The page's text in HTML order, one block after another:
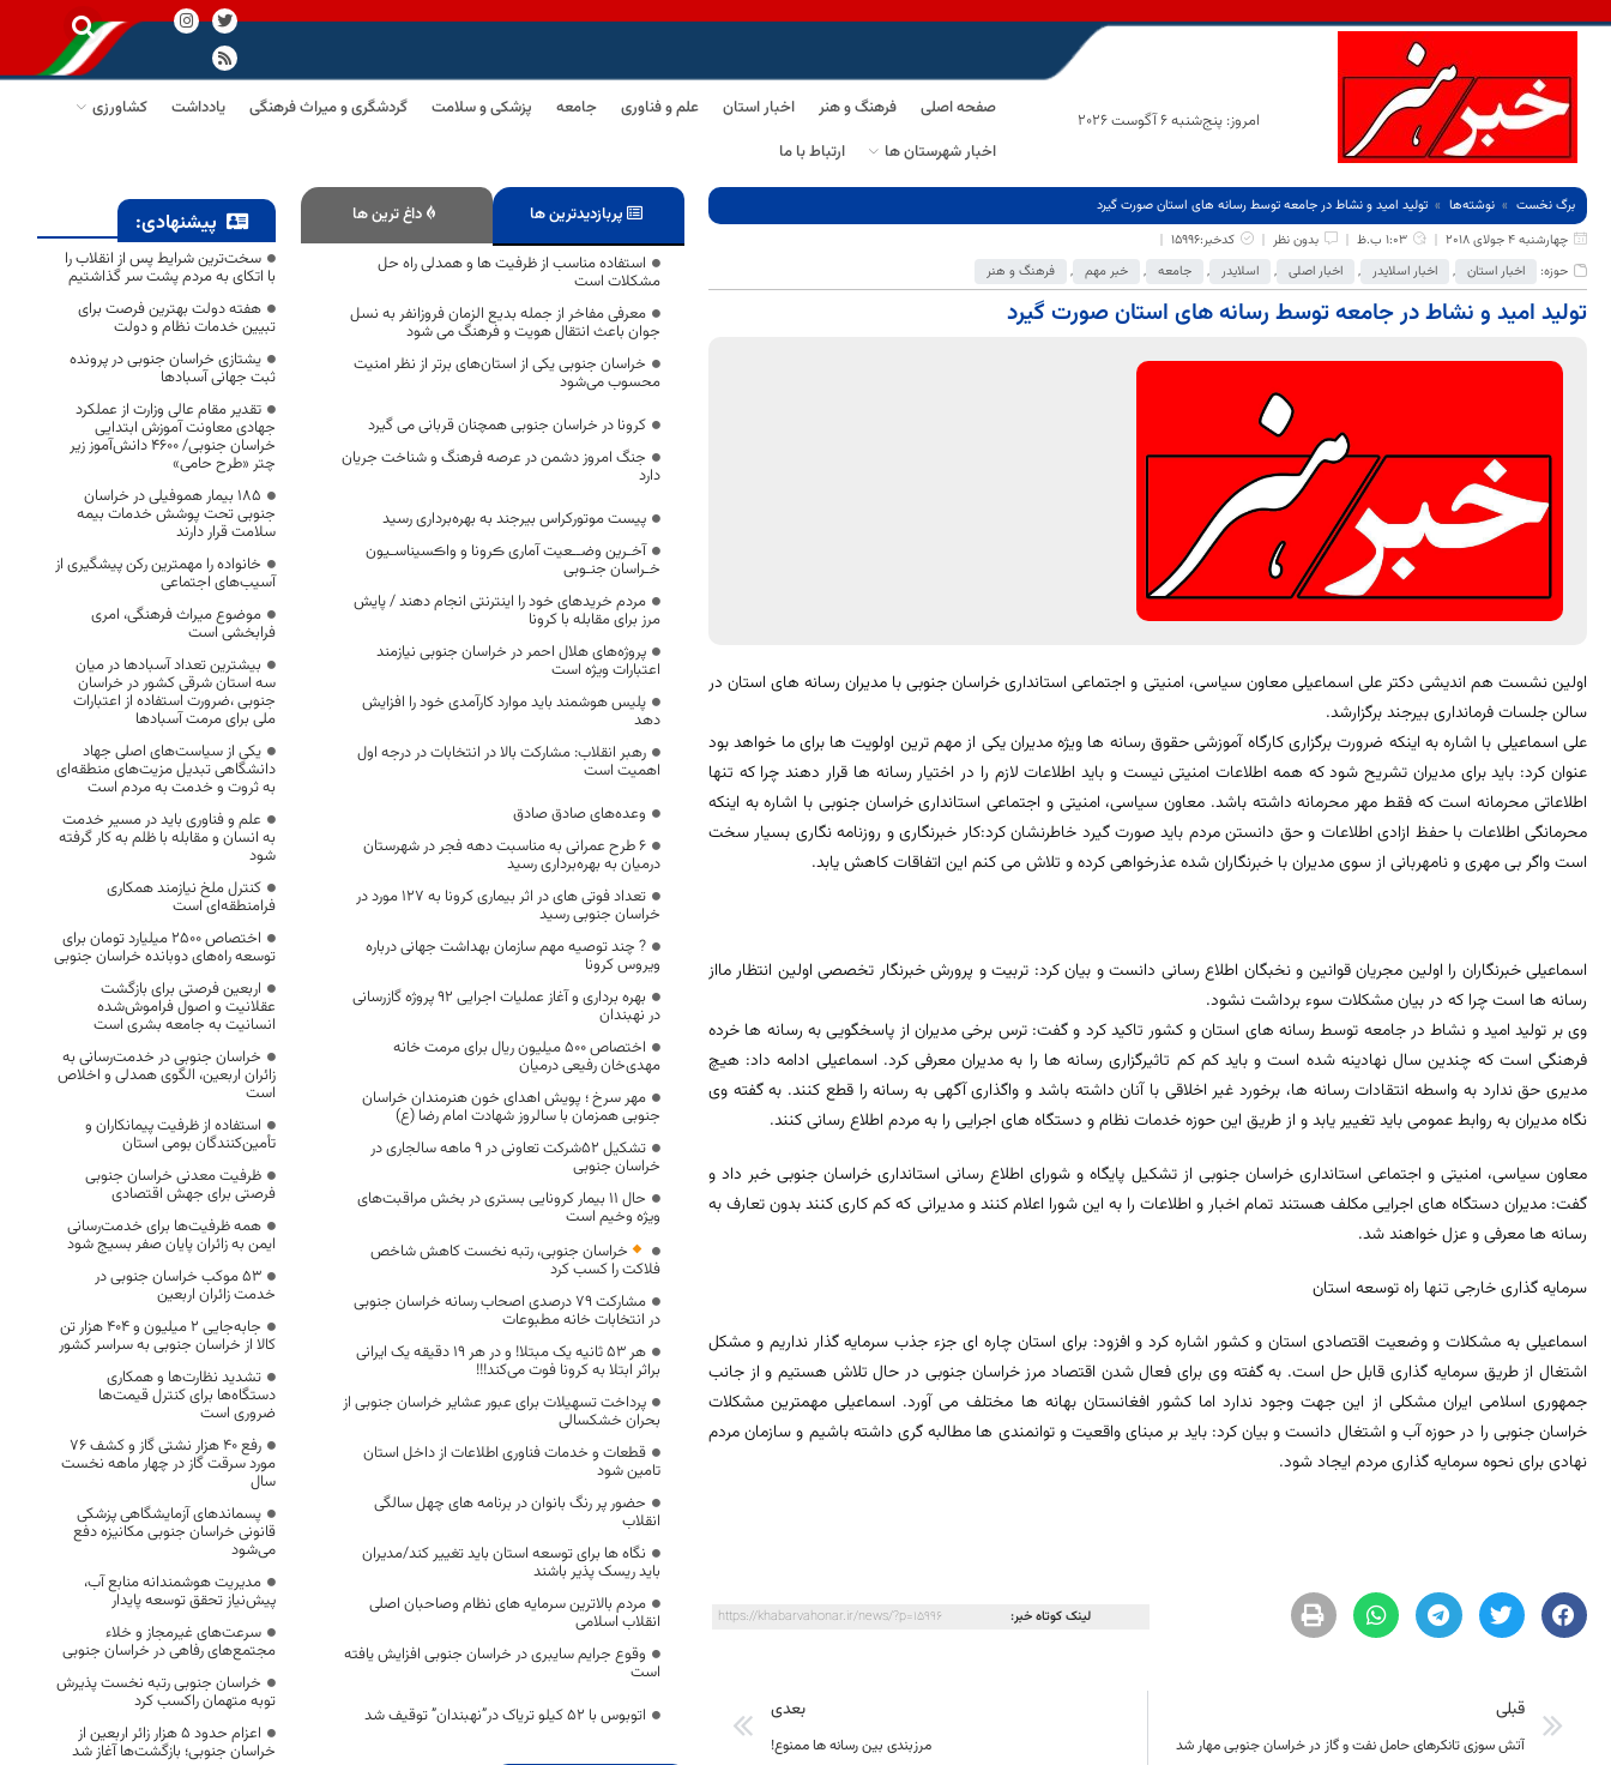
امروز: پنج‌شنبه 6 آگوست 2026
صفحه اصلی فرهنگ و هنر اخبار استان علم و فناوری جامعه پزشکی و سلامت گردشگری و میراث فرهنگی یادداشت
کشاورزی
اخبار شهرستان ها
ارتباط با ما
برگ نخست نوشته‌ها
تولید امید و نشاط در جامعه توسط رسانه های استان صورت گیرد
چهارشنبه 4 جولای 2018
1:03 ب.ظ بدون نظر
کدخبر:15996
حوزه:
اخبار استان , اخبار اسلایدر , اخبار اصلی , اسلایدر , جامعه , خبر مهم , فرهنگ و هنر
تولید امید و نشاط در جامعه توسط رسانه های استان صورت گیرد
اولین نشست هم اندیشی دکتر علی اسماعیلی معاون سیاسی، امنیتی و اجتماعی استانداری خراسان جنوبی با مدیران رسانه های استان در
سالن جلسات فرمانداری بیرجند برگزارشد.
علی اسماعیلی با اشاره به اینکه ضرورت برگزاری کارگاه آموزشی حقوق رسانه ها ویژه مدیران یکی از مهم ترین اولویت ها برای ما خواهد بود
عنوان کرد: باید برای مدیران تشریح شود که همه اطلاعات امنیتی نیست و باید اطلاعات لازم را در اختیار رسانه ها قرار دهند چرا که تنها
اطلاعاتی محرمانه است که فقط مهر محرمانه داشته باشد. معاون سیاسی، امنیتی و اجتماعی استانداری خراسان جنوبی با اشاره به اینکه
محرمانگی اطلاعات با حفظ ازادی اطلاعات و حق دانستن مردم باید صورت گیرد خاطرنشان کرد:کار خبرنگاری و روزنامه نگاری بسیار سخت
است واگر بی مهری و نامهربانی از سوی مدیران با خبرنگاران شده عذرخواهی کرده و تلاش می کنم این اتفاقات کاهش یابد.
اسماعیلی خبرنگاران را اولین مجریان قوانین و نخبگان اطلاع رسانی دانست و بیان کرد: تربیت و پرورش خبرنگار تخصصی اولین انتظار مااز
رسانه ها است چرا که در بیان مشکلات سوء برداشت نشود.
وی بر تولید امید و نشاط در جامعه توسط رسانه های استان و کشور تاکید کرد و گفت: ترس برخی مدیران از پاسخگویی به رسانه ها خرده
فرهنگی است که چندین سال نهادینه شده است و باید کم کم تاثیرگزاری رسانه ها را به مدیران معرفی کرد. اسماعیلی ادامه داد: هیچ
مدیری حق ندارد به واسطه انتقادات رسانه ها، برخورد غیر اخلاقی با آنان داشته باشد و واگذاری آگهی به رسانه را قطع کنند. به گفته وی
نگاه مدیران به روابط عمومی باید تغییر یابد و از طریق این حوزه خدمات نظام و دستگاه های اجرایی را به مردم اطلاع رسانی کنند.
معاون سیاسی، امنیتی و اجتماعی استانداری خراسان جنوبی از تشکیل پایگاه و شورای اطلاع رسانی استانداری خراسان جنوبی خبر داد و
گفت: مدیران دستگاه های اجرایی مکلف هستند تمام اخبار و اطلاعات را به این شورا اعلام کنند و مدیرانی که کم کاری کنند بدون تعارف به
رسانه ها معرفی و عزل خواهند شد.
سرمایه گذاری خارجی تنها راه توسعه استان
اسماعیلی به مشکلات و وضعیت اقتصادی استان و کشور اشاره کرد و افزود: برای استان چاره ای جزء جذب سرمایه گذار نداریم و مشکل
اشتغال از طریق سرمایه گذاری قابل حل است. به گفته وی برای فعال شدن اقتصاد مرز خراسان جنوبی در حال تلاش هستیم و از جانب
جمهوری اسلامی ایران مشکلی از این جهت وجود ندارد اما کشور افغانستان بهانه ها مختلف می آورد. اسماعیلی مهمترین مشکلات
خراسان جنوبی را در حوزه آب و اشتغال دانست و بیان کرد: باید بر مبنای واقعیت و توانمندی ها مطالبه گری داشته باشیم و سازمان مردم
نهادی برای نحوه سرمایه گذاری مردم ایجاد شود.
لینک کوتاه خبر: https://khabarvahonar.ir/news/?p=15996
قبلی
آتش سوزی تانکرهای حامل نفت و گاز در خراسان جنوبی مهار شد
بعدی
مرزبندی بین رسانه ها ممنوع!
پربازدیدترین ها داغ ترین ها
استفاده مناسب از ظرفیت ها و همدلی راه حل
مشکلات است
معرفی مفاخر از جمله بدیع الزمان فروزانفر به نسل
جوان باعث انتقال هویت و فرهنگ می شود
خراسان جنوبی یکی از استان‌های برتر از نظر امنیت
محسوب می‌شود
کرونا در خراسان جنوبی همچنان قربانی می گیرد
جنگ امروز دشمن در عرصه فرهنگ و شناخت جریان
دارد
پیست موتورکراس بیرجند به بهره‌برداری رسید
آخـرین وضــعیت آماری ڪرونا و واڪسیناسـیون
خـراسان جنـوبی
مردم خریدهای خود را اینترنتی انجام دهند / پایش
مرز برای مقابله با کرونا
پروژه‌های هلال احمر در خراسان جنوبی نیازمند
اعتبارات ویژه است
پلیس هوشمند باید موارد کارآمدی خود را افزایش
دهد
رهبر انقلاب: مشارکت بالا در انتخابات در درجه اول
اهمیت است
وعده‌های صادق صادق
۶ طرح عمرانی به مناسبت دهه فجر در شهرستان
درمیان به بهره‌برداری رسید
تعداد فوتی های در اثر بیماری کرونا به 127 مورد در
خراسان جنوبی رسید
? چند توصیه مهم سازمان بهداشت جهانی درباره
ویروس کرونا
بهره برداری و آغاز عملیات اجرایی ۹۲ پروژه گازرسانی
در نهبندان
اختصاص ۵۰۰ میلیون ریال برای مرمت خانه
مهدی‌خان رفیعی درمیان
مهر سرخ ؛ پویش اهدای خون هنرمندان خراسان
جنوبی همزمان با سالروز شهادت امام رضا (ع)
تشکیل 52شرکت تعاونی در 9 ماهه سالجاری در
خراسان جنوبی
حال 11 بیمار کرونایی بستری در بخش مراقبت‌های
ویژه وخیم است
خراسان جنوبی، رتبه نخست کاهش شاخص
فلاکت را کسب کرد
مشارکت 79 درصدی اصحاب رسانه خراسان جنوبی
در انتخابات خانه مطبوعات
هر ۵۳ ثانیه یک مبتلا! و در هر ۱۹ دقیقه یک ایرانی
براثر ابتلا به کرونا فوت می‌کند!!!
پرداخت تسهیلات برای عبور عشایر خراسان جنوبی از
بحران خشکسالی
قطعات و خدمات فناوری اطلاعات از داخل استان
تامین شود
حضور پر رنگ بانوان در برنامه های چهل سالگی
انقلاب
نگاه ها برای توسعه استان باید تغییر کند/مدیران
باید ریسک پذیر باشند
مردم بالاترین سرمایه های نظام وصاحبان اصلی
انقلاب اسلامی
وقوع جرایم سایبری در خراسان جنوبی افزایش یافته
است
اتوبوس با 52 کیلو تریاک در”نهبندان” توقیف شد
پیشنهادی:
سخت‌ترین شرایط پس از انقلاب را
با اتکای به مردم پشت سر گذاشتیم
هفته دولت بهترین فرصت برای
تبیین خدمات نظام و دولت
یشتازی خراسان جنوبی در پرونده
ثبت جهانی آسبادها
تقدیر مقام عالی وزارت از عملکرد
جهادی معاونت آموزش ابتدایی
خراسان جنوبی/ ۴۶۰۰ دانش‌آموز زیر
چتر «طرح حامی»
۱۸۵ بیمار هموفیلی در خراسان
جنوبی تحت پوشش خدمات بیمه
سلامت قرار دارند
خانواده را مهمترین رکن پیشگیری از
آسیب‌های اجتماعی
موضوع میراث فرهنگی، امری
فرابخشی است
بیشترین تعداد آسبادها در میان
سه استان شرقی کشور در خراسان
جنوبی ،ضرورت استفاده از اعتبارات
ملی برای مرمت آسبادها
یکی از سیاست‌های اصلی جهاد
دانشگاهی تبدیل مزیت‌های منطقه‌ای
به ثروت و خدمت به مردم است
علم و فناوری باید در مسیر خدمت
به انسان و مقابله با ظلم به کار گرفته
شود
کنترل ملخ نیازمند همکاری
فرامنطقه‌ای است
اختصاص 2500 میلیارد تومان برای
توسعه راه‌های دوبانده خراسان جنوبی
اربعین فرصتی برای بازگشت
عقلانیت و اصول فراموش‌شده
انسانیت به جامعه بشری است
خراسان جنوبی در خدمت‌رسانی به
زائران اربعین، الگوی همدلی و اخلاص
است
استفاده از ظرفیت پیمانکاران و
تأمین‌کنندگان بومی استان
ظرفیت معدنی خراسان جنوبی
فرصتی برای جهش اقتصادی
همه ظرفیت‌ها برای خدمت‌رسانی
ایمن به زائران پایان صفر بسیج شود
53 موکب خراسان جنوبی در
خدمت زائران اربعین
جابه‌جایی 2 میلیون و 404 هزار تن
کالا از خراسان جنوبی به سراسر کشور
تشدید نظارت‌ها و همکاری
دستگاه‌ها برای کنترل قیمت‌ها
ضروری است
رفع 40 هزار نشتی گاز و کشف 76
مورد سرقت گاز در چهار ماهه نخست
سال
پسماندهای آزمایشگاهی پزشکی
قانونی خراسان جنوبی مکانیزه دفع
می‌شود
مدیریت هوشمندانه منابع آب،
پیش‌نیاز تحقق توسعه پایدار
سرعت‌های غیرمجاز و خلاء
مجتمع‌های رفاهی در خراسان جنوبی
خراسان جنوبی رتبه نخست پذیرش
توبه متهمان راکسب کرد
اعزام حدود 5 هزار زائر اربعین از
خراسان جنوبی؛ بازگشت‌ها آغاز شد